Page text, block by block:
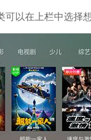
以在上栏中选择